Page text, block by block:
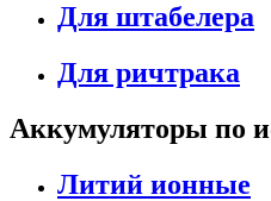
Для штабелера
Для ричтрака
Аккумуляторы по
Литий ионные